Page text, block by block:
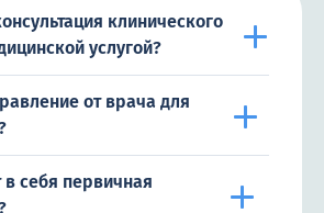
клинического
услугой?
от врача для
себя первичная